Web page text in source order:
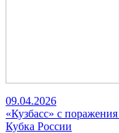
09.04.2026
«Кузбасс» с
Кубка России